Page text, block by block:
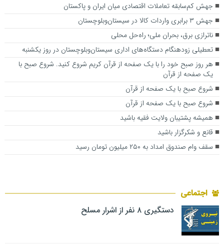
جهش کم‌سابقه تعاملات اقتصادی میان ایران و پاکستان
جهش ۳ برابری واردات کالا در سیستان‌وبلوچستان
ناترازی برق، بحران ملی؛ راه‌حل محلی
تعطیلی زودهنگام دستگاه‌های اداری سیستان‌وبلوچستان در روز یکشنبه
هر روز صبح خود را با یک صفحه از قرآن کریم شروع کنید. شروع صبح با
یک صفحه از قرآن
شروع صبح با یک صفحه از قرآن
شروع صبح با یک صفحه از قرآن
همیشه پشتیبان ولایت فقیه باشید
قانع و شکرگزار باشید
سقف وام صندوق امداد به ۲۵۰ میلیون تومان رسید
اجتماعی
دستگیری ۸ نفر از اشرار مسلح